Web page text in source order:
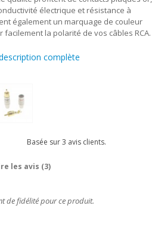
électrique et résistance à
également un marquage de couleur
la polarité de vos câbles RCA.
complète
Basée sur3 avis clients.
les avis (3)
de fidélité pour ce produit.